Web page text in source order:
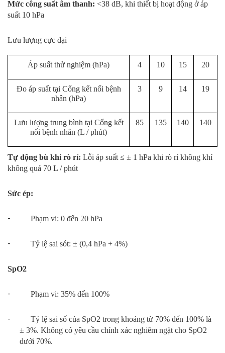
Mức công suất âm thanh: <38 dB, khi thiết bị hoạt động ở áp
suất 10 hPa
Lưu lượng cực đại
Áp suất thử nghiệm (hPa) 4 10 15 20
Đo áp suất tại Cổng kết nối bệnh
nhân (hPa)
3 9 14 19
Lưu lượng trung bình tại Cổng kết
nối bệnh nhân (L / phút)
85 135 140 140
Tự động bù khi rò rỉ: Lỗi áp suất ≤ ± 1 hPa khi rò rỉ không khí
không quá 70 L / phút
Sức ép:
- Phạm vi: 0 đến 20 hPa
- Tỷ lệ sai sót: ± (0,4 hPa + 4%)
SpO2
- Phạm vi: 35% đến 100%
- Tỷ lệ sai số của SpO2 trong khoảng từ 70% đến 100% là
± 3%. Không có yêu cầu chính xác nghiêm ngặt cho SpO2
dưới 70%.